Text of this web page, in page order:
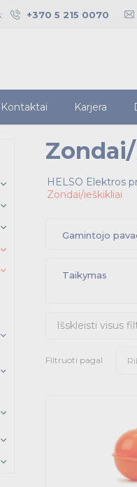
+370 5 215 0070
Kontaktai Karjera
HELSO Elektros
Zondai/ieškikliai
Gamintojo
Taikymas
Išskleisti visus
Filtruoti pagal